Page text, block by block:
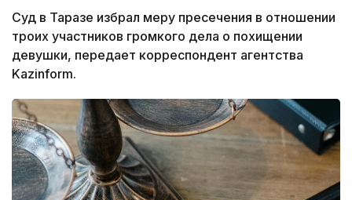
Суд в Таразе избрал меру пресечения в отношении
троих участников громкого дела о похищении
девушки, передает корреспондент агентства
Kazinform.